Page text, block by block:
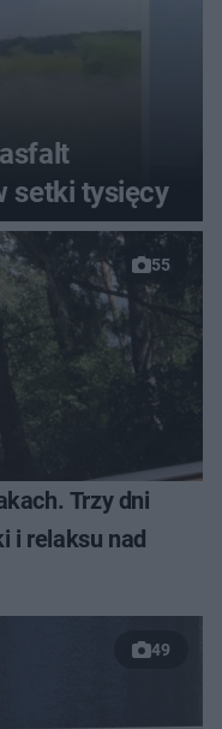
setki tysięcy
55
Trzy dni
i relaksu nad
49